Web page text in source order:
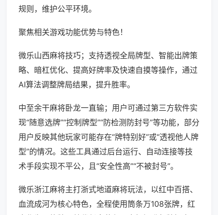
规则，维护公平环境。
聚焦相关游戏功能优势与特色！
微乐山西麻将技巧；支持透视全局牌型、智能出牌策
略、暗杠优化、提高好牌率及快速自摸等操作，通过
AI算法调整牌局结果，提升胜率。
中至余干麻将卧龙一直输；用户可通过第三方软件实
现“随意选牌”“控制牌型”“防检测防封号”等功能，部分
用户反映其他玩家可能存在“牌特别好”或“透视他人牌
型”的情况。这些工具通过后台运行、自动连接等技
术手段实现不平公，且“安全性高”“不被封号”。
微乐浙江麻将主打浙式地道麻将玩法，以红中百搭、
血流成河为核心特色，全程使用筒条万108张牌，红